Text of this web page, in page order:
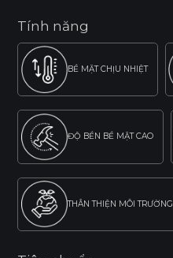
Tính năng
BỀ MẶT CHỊU NHIỆT
ĐỘ BỀN BỀ MẶT CAO
THÂN THIỆN MÔI TRƯỜNG